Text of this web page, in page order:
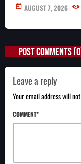
today AUGUST 7, 2026
POST COMMENTS
Leave a reply
Your email address will
COMMENT*